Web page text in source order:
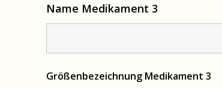
Name Medikament 3
Größenbezeichnung Medikament 3